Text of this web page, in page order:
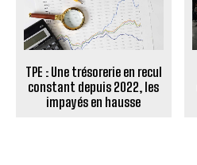
TPE : Une trésorerie en recul
constant depuis 2022, les
impayés en hausse